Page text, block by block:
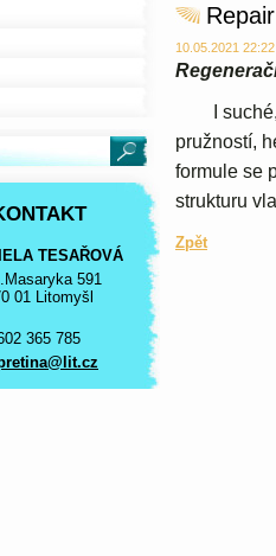
10.05.2021 22:22
I suché,
pružností,
formule se
strukturu
Zpět
TESAŘOVÁ
591
01 Litomyšl
365 785
a@lit.cz